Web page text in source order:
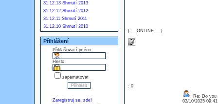
31.12.13 Shrnutí 2013
31.12.12 Shrnutí 2012
31.12.11 Shrnutí 2011
31.12.10 Shrnutí 2010
Přihlášení
Přihlašovací jméno:
Heslo:
zapamatovat
Zaregistruj se, zde!
{___ONLINE___}
: 0
Re: Do you
02/10/2025